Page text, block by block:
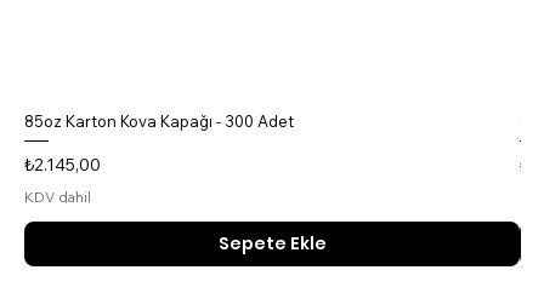
85oz Karton Kova Kapağı - 300 Adet
Fiyat
₺2.145,00
KDV dahil
Sepete Ekle